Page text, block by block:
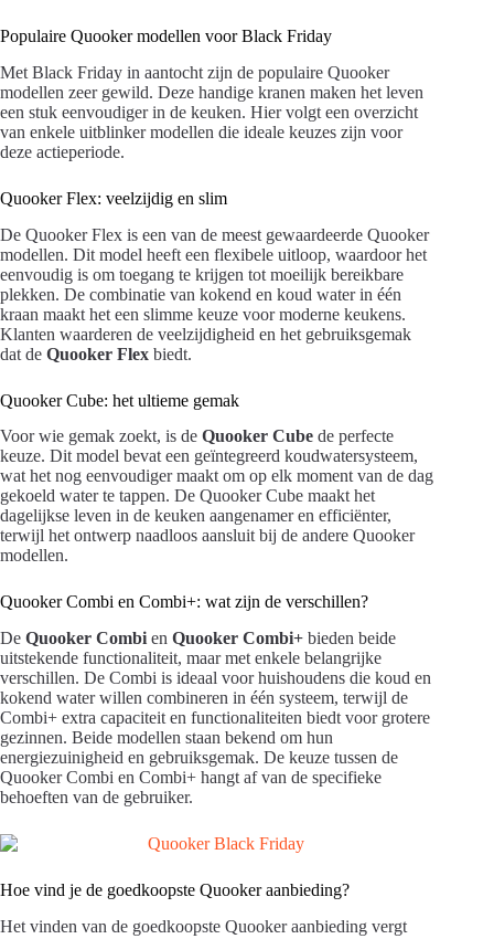
Populaire Quooker modellen voor Black Friday
Met Black Friday in aantocht zijn de populaire Quooker
modellen zeer gewild. Deze handige kranen maken het leven
een stuk eenvoudiger in de keuken. Hier volgt een overzicht
van enkele uitblinker modellen die ideale keuzes zijn voor
deze actieperiode.
Quooker Flex: veelzijdig en slim
De Quooker Flex is een van de meest gewaardeerde Quooker
modellen. Dit model heeft een flexibele uitloop, waardoor het
eenvoudig is om toegang te krijgen tot moeilijk bereikbare
plekken. De combinatie van kokend en koud water in één
kraan maakt het een slimme keuze voor moderne keukens.
Klanten waarderen de veelzijdigheid en het gebruiksgemak
dat de Quooker Flex biedt.
Quooker Cube: het ultieme gemak
Voor wie gemak zoekt, is de Quooker Cube de perfecte
keuze. Dit model bevat een geïntegreerd koudwatersysteem,
wat het nog eenvoudiger maakt om op elk moment van de dag
gekoeld water te tappen. De Quooker Cube maakt het
dagelijkse leven in de keuken aangenamer en efficiënter,
terwijl het ontwerp naadloos aansluit bij de andere Quooker
modellen.
Quooker Combi en Combi+: wat zijn de verschillen?
De Quooker Combi en Quooker Combi+ bieden beide
uitstekende functionaliteit, maar met enkele belangrijke
verschillen. De Combi is ideaal voor huishoudens die koud en
kokend water willen combineren in één systeem, terwijl de
Combi+ extra capaciteit en functionaliteiten biedt voor grotere
gezinnen. Beide modellen staan bekend om hun
energiezuinigheid en gebruiksgemak. De keuze tussen de
Quooker Combi en Combi+ hangt af van de specifieke
behoeften van de gebruiker.
Hoe vind je de goedkoopste Quooker aanbieding?
Het vinden van de goedkoopste Quooker aanbieding vergt